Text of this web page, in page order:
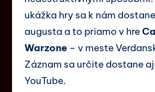
ukážka hry sa k nám
augusta a to priamo v hre
Warzone – v meste
Záznam sa určite dostane
YouTube.